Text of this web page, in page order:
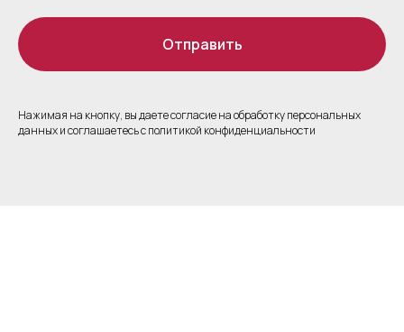
Отправить
Нажимая на кнопку, вы даете согласие на обработку персональных
данных и соглашаетесь c политикой конфиденциальности